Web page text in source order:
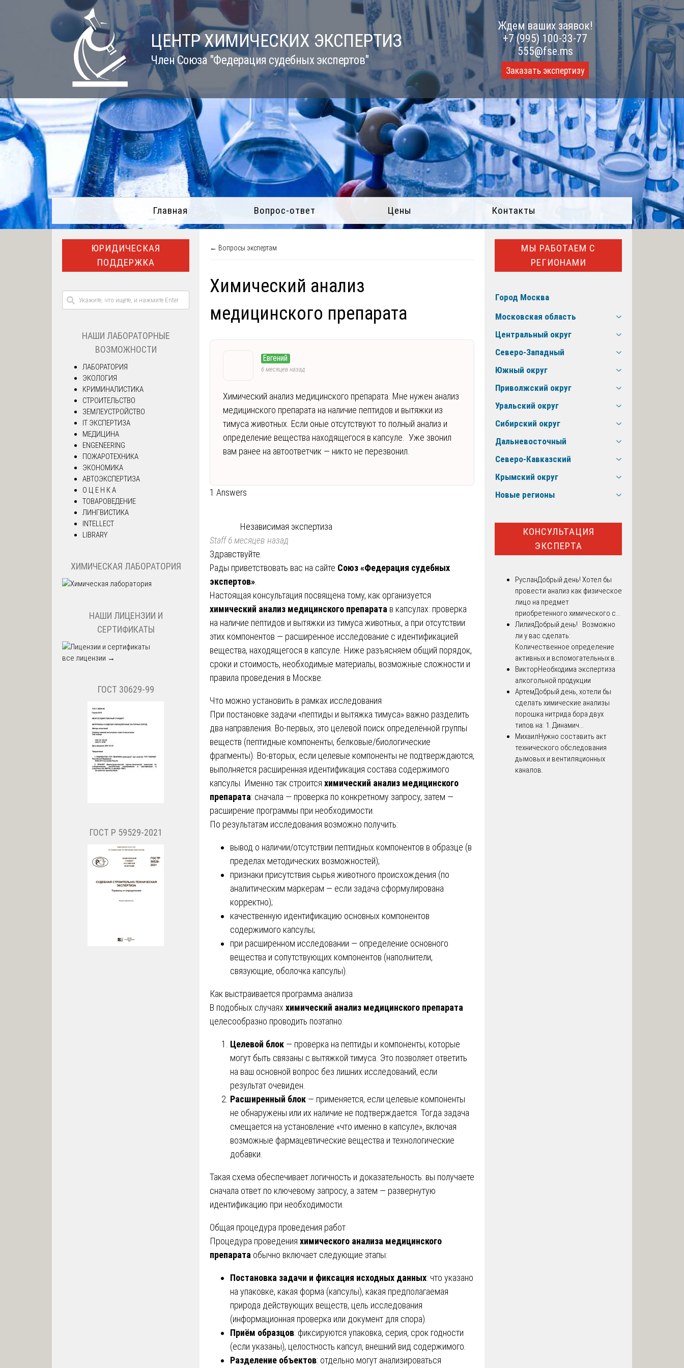
ЦЕНТР ХИМИЧЕСКИХ ЭКСПЕРТИЗ
Член Союза "Федерация судебных экспертов"
Ждем ваших заявок!
+7 (995) 100-33-77
555@fse.ms
Заказать экспертизу
Главная Вопрос-ответ Цены Контакты
← Вопросы экспертам
Химический анализ
медицинского препарата
Евгений
6 месяцев назад
Химический анализ медицинского препарата. Мне нужен анализ
медицинского препарата на наличие пептидов и вытяжки из
тимуса животных. Если оные отсутствуют то полный анализ и
определение вещества находящегося в капсуле. Уже звонил
вам ранее на автоответчик — никто не перезвонил.
1 Answers
Независимая экспертиза
Staff6 месяцев назад
Здравствуйте.
Рады приветствовать вас на сайте Союз «Федерация судебных
экспертов»
Настоящая консультация посвящена тому, как организуется
химический анализ медицинского препарата в капсулах: проверка
на наличие пептидов и вытяжки из тимуса животных, а при отсутствии
этих компонентов — расширенное исследование с идентификацией
вещества, находящегося в капсуле. Ниже разъясняем общий порядок,
сроки и стоимость, необходимые материалы, возможные сложности и
правила проведения в Москве.
Что можно установить в рамках исследования
При постановке задачи «пептиды и вытяжка тимуса» важно разделить
два направления. Во-первых, это целевой поиск определённой группы
веществ (пептидные компоненты, белковые/биологические
фрагменты). Во-вторых, если целевые компоненты не подтверждаются,
выполняется расширенная идентификация состава содержимого
капсулы. Именно так строится химический анализ медицинского
препарата: сначала — проверка по конкретному запросу, затем —
расширение программы при необходимости.
По результатам исследования возможно получить:
вывод о наличии/отсутствии пептидных компонентов в образце (в
пределах методических возможностей);
признаки присутствия сырья животного происхождения (по
аналитическим маркерам — если задача сформулирована
корректно);
качественную идентификацию основных компонентов
содержимого капсулы;
при расширенном исследовании — определение основного
вещества и сопутствующих компонентов (наполнители,
связующие, оболочка капсулы).
Как выстраивается программа анализа
В подобных случаях химический анализ медицинского препарата
целесообразно проводить поэтапно:
Целевой блок — проверка на пептиды и компоненты, которые
могут быть связаны с вытяжкой тимуса. Это позволяет ответить
на ваш основной вопрос без лишних исследований, если
результат очевиден.
Расширенный блок — применяется, если целевые компоненты
не обнаружены или их наличие не подтверждается. Тогда задача
смещается на установление «что именно в капсуле», включая
возможные фармацевтические вещества и технологические
добавки.
Такая схема обеспечивает логичность и доказательность: вы получаете
сначала ответ по ключевому запросу, а затем — развернутую
идентификацию при необходимости.
Общая процедура проведения работ
Процедура проведения химического анализа медицинского
препарата обычно включает следующие этапы:
Постановка задачи и фиксация исходных данных: что указано
на упаковке, какая форма (капсулы), какая предполагаемая
природа действующих веществ, цель исследования
(информационная проверка или документ для спора).
Приём образцов: фиксируются упаковка, серия, срок годности
(если указаны), целостность капсул, внешний вид содержимого.
Разделение объектов: отдельно могут анализироваться
ЮРИДИЧЕСКАЯ
ПОДДЕРЖКА
НАШИ ЛАБОРАТОРНЫЕ
ВОЗМОЖНОСТИ
ЛАБОРАТОРИЯ
ЭКОЛОГИЯ
КРИМИНАЛИСТИКА
СТРОИТЕЛЬСТВО
ЗЕМЛЕУСТРОЙСТВО
IT ЭКСПЕРТИЗА
МЕДИЦИНА
ENGENEERING
ПОЖАРОТЕХНИКА
ЭКОНОМИКА
АВТОЭКСПЕРТИЗА
О Ц Е Н К А
ТОВАРОВЕДЕНИЕ
ЛИНГВИСТИКА
INTELLECT
LIBRARY
ХИМИЧЕСКАЯ ЛАБОРАТОРИЯ
НАШИ ЛИЦЕНЗИИ И
СЕРТИФИКАТЫ
все лицензии →
ГОСТ 30629-99
ГОСТ Р 59529-2021
МЫ РАБОТАЕМ С
РЕГИОНАМИ
Город Москва
Московская область
Центральный округ
Северо-Западный
Южный округ
Приволжский округ
Уральский округ
Сибирский округ
Дальневосточный
Северо-Кавказский
Крымский округ
Новые регионы
КОНСУЛЬТАЦИЯ
ЭКСПЕРТА
РусланДобрый день! Хотел бы
провести анализ как физическое
лицо на предмет
приобретенного химического с...
ЛилияДобрый день! Возможно
ли у вас сделать:
Количественное определение
активных и вспомогательных в...
ВикторНеобходима экспертиза
алкогольной продукции
АртемДобрый день, хотели бы
сделать химические анализы
порошка нитрида бора двух
типов на: 1. Динамич...
МихаилНужно составить акт
технического обследования
дымовых и вентиляционных
каналов.